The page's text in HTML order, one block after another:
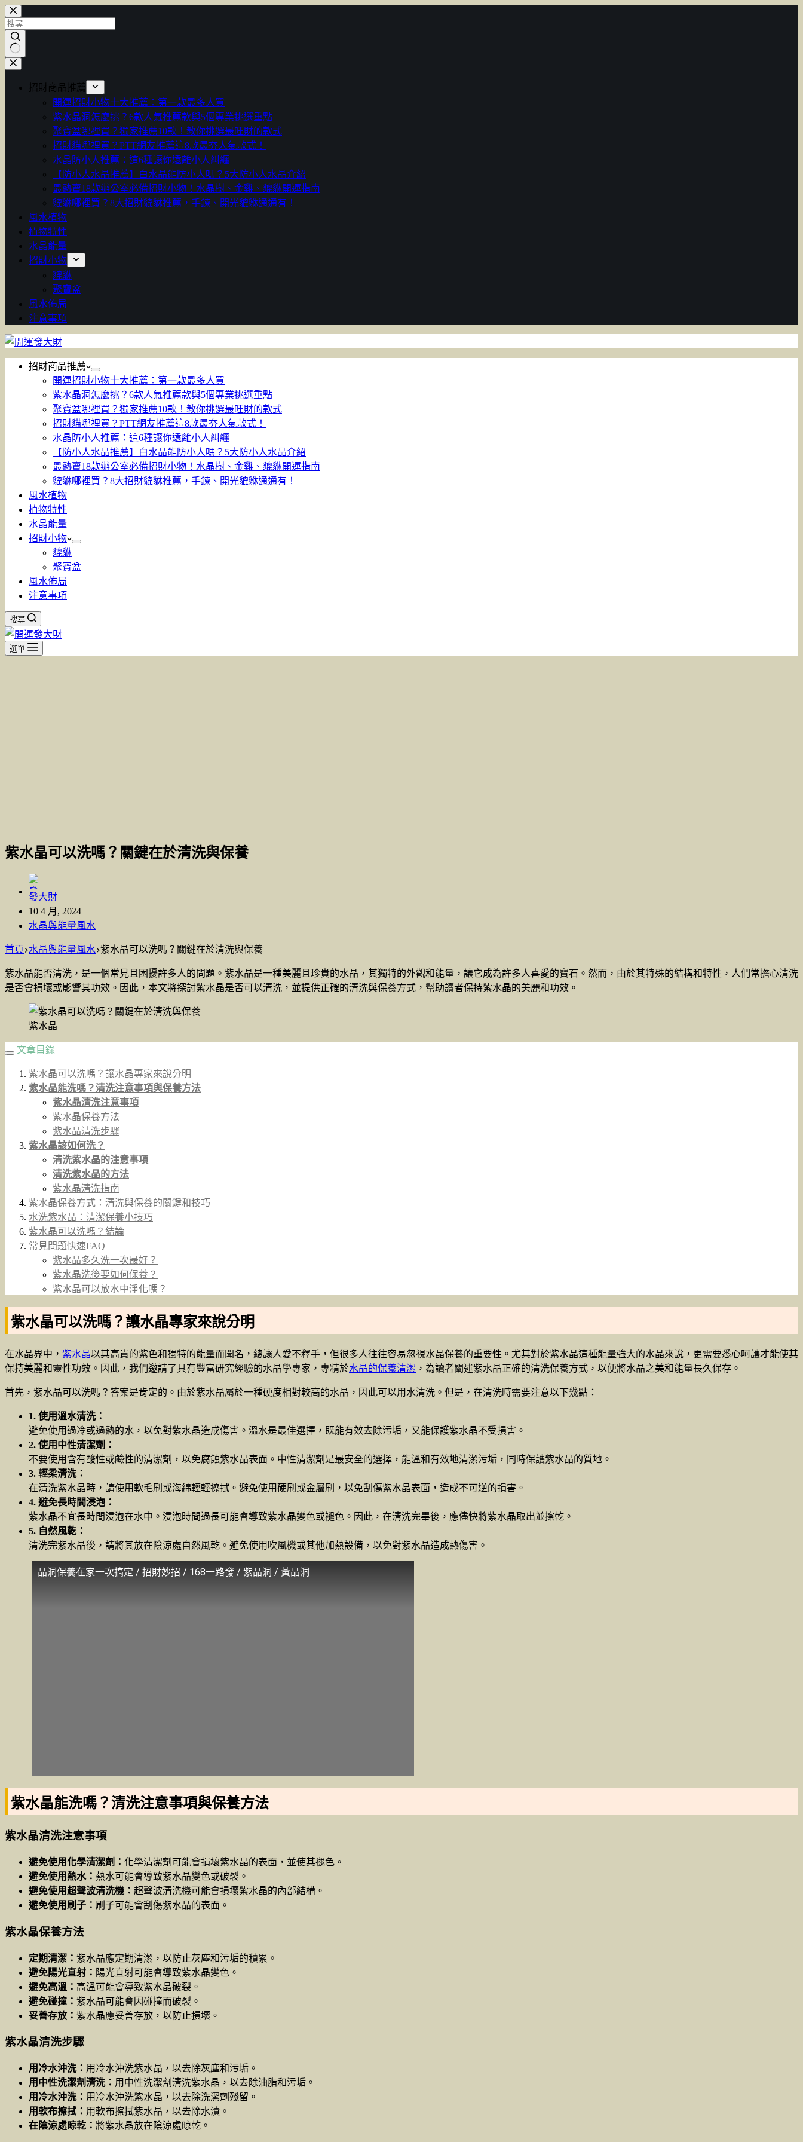
跳
至
主
要
內
找
招財商品推薦
開運招財小物十大推薦：第一款最多人買
紫水晶洞怎麼挑？6款人氣推薦款與5個專業挑選重點
聚寶盆哪裡買？獨家推薦10款！教你挑選最旺財的款式
招財貓哪裡買？PTT網友推薦這8款最夯人氣款式！
水晶防小人推薦：這6種讓你遠離小人糾纏
【防小人水晶推薦】白水晶能防小人嗎？5大防小人水晶介紹
最熱賣18款辦公室必備招財小物！水晶樹、金雞、貔貅開運指南
貔貅哪裡買？8大招財貔貅推薦，手鍊、開光貔貅通通有！
風水植物
植物特性
水晶能量
招財小物
貔貅
聚寶盆
風水佈局
注意事項
招財商品推薦
開運招財小物十大推薦：第一款最多人買
紫水晶洞怎麼挑？6款人氣推薦款與5個專業挑選重點
聚寶盆哪裡買？獨家推薦10款！教你挑選最旺財的款式
招財貓哪裡買？PTT網友推薦這8款最夯人氣款式！
水晶防小人推薦：這6種讓你遠離小人糾纏
【防小人水晶推薦】白水晶能防小人嗎？5大防小人水晶介紹
最熱賣18款辦公室必備招財小物！水晶樹、金雞、貔貅開運指南
貔貅哪裡買？8大招財貔貅推薦，手鍊、開光貔貅通通有！
風水植物
植物特性
水晶能量
招財小物
貔貅
聚寶盆
風水佈局
注意事項
搜尋
選單
紫水晶可以洗嗎？關鍵在於清洗與保養
發大財
10 4 月, 2024
水晶與能量風水
首頁 水晶與能量風水 紫水晶可以洗嗎？關鍵在於清洗與保養
紫水晶能否清洗，是一個常見且困擾許多人的問題。紫水晶是一種美麗且珍貴的水晶，其獨特的外觀和能量，讓它成為許多人喜愛的寶石。然而，由於其特殊的結構和特性，人們常擔心清洗
是否會損壞或影響其功效。因此，本文將探討紫水晶是否可以清洗，並提供正確的清洗與保養方式，幫助讀者保持紫水晶的美麗和功效。
紫水晶
文章目錄
紫水晶可以洗嗎？讓水晶專家來說分明
紫水晶能洗嗎？清洗注意事項與保養方法
紫水晶清洗注意事項
紫水晶保養方法
紫水晶清洗步驟
紫水晶該如何洗？
清洗紫水晶的注意事項
清洗紫水晶的方法
紫水晶清洗指南
紫水晶保養方式：清洗與保養的關鍵和技巧
水洗紫水晶：清潔保養小技巧
紫水晶可以洗嗎？結論
常見問題快速FAQ
紫水晶多久洗一次最好？
紫水晶洗後要如何保養？
紫水晶可以放水中淨化嗎？
紫水晶可以洗嗎？讓水晶專家來說分明
在水晶界中， 紫水晶以其高貴的紫色和獨特的能量而聞名，總讓人愛不釋手，但很多人往往容易忽視水晶保養的重要性。尤其對於紫水晶這種能量強大的水晶來說，更需要悉心呵護才能使其
保持美麗和靈性功效。因此，我們邀請了具有豐富研究經驗的水晶學專家，專精於水晶的保養清潔 ，為讀者闡述紫水晶正確的清洗保養方式，以便將水晶之美和能量長久保存。
首先，紫水晶可以洗嗎？答案是肯定的。由於紫水晶屬於一種硬度相對較高的水晶，因此可以用水清洗。但是，在清洗時需要注意以下幾點：
1. 使用溫水清洗：
避免使用過冷或過熱的水，以免對紫水晶造成傷害。溫水是最佳選擇，既能有效去除污垢，又能保護紫水晶不受損害。
2. 使用中性清潔劑：
不要使用含有酸性或鹼性的清潔劑，以免腐蝕紫水晶表面。中性清潔劑是最安全的選擇，能溫和有效地清潔污垢，同時保護紫水晶的質地。
3. 輕柔清洗：
在清洗紫水晶時，請使用軟毛刷或海綿輕輕擦拭。避免使用硬刷或金屬刷，以免刮傷紫水晶表面，造成不可逆的損害。
4. 避免長時間浸泡：
紫水晶不宜長時間浸泡在水中。浸泡時間過長可能會導致紫水晶變色或褪色。因此，在清洗完畢後，應儘快將紫水晶取出並擦乾。
5. 自然風乾：
清洗完紫水晶後，請將其放在陰涼處自然風乾。避免使用吹風機或其他加熱設備，以免對紫水晶造成熱傷害。
晶洞保養在家一次搞定 / 招財妙招 / 168一路發 / 紫晶洞 / 黃晶洞
紫水晶能洗嗎？清洗注意事項與保養方法
紫水晶清洗注意事項
避免使用化學清潔劑： 化學清潔劑可能會損壞紫水晶的表面，並使其褪色。
避免使用熱水： 熱水可能會導致紫水晶變色或破裂。
避免使用超聲波清洗機： 超聲波清洗機可能會損壞紫水晶的內部結構。
避免使用刷子： 刷子可能會刮傷紫水晶的表面。
紫水晶保養方法
定期清潔： 紫水晶應定期清潔，以防止灰塵和污垢的積累。
避免陽光直射： 陽光直射可能會導致紫水晶變色。
避免高溫： 高溫可能會導致紫水晶破裂。
避免碰撞： 紫水晶可能會因碰撞而破裂。
妥善存放： 紫水晶應妥善存放，以防止損壞。
紫水晶清洗步驟
用冷水沖洗： 用冷水沖洗紫水晶，以去除灰塵和污垢。
用中性洗潔劑清洗： 用中性洗潔劑清洗紫水晶，以去除油脂和污垢。
用冷水沖洗： 用冷水沖洗紫水晶，以去除洗潔劑殘留。
用軟布擦拭： 用軟布擦拭紫水晶，以去除水漬。
在陰涼處晾乾： 將紫水晶放在陰涼處晾乾。